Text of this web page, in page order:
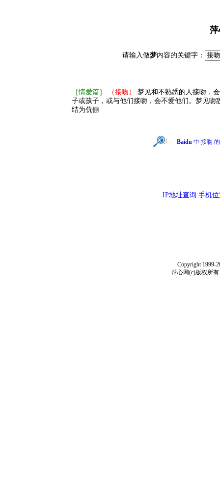
请输入做梦内容的关键字：
［情爱篇］ （接吻）
梦见和不熟悉的人接吻，
子或孩子，或与他们接吻，会不爱他们。梦见
结为伉俪
Baidu中 接吻
IP地址查询 手机
Copyright 1999-
萍心网(c)版权所有